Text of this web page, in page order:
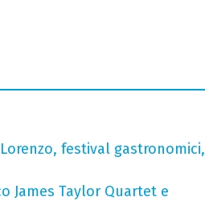
festival gastronomici,
James Taylor Quartet e